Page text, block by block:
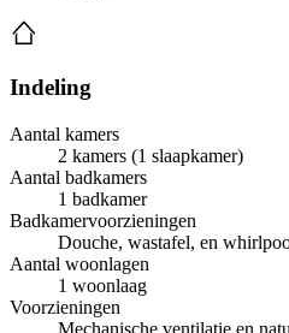
Indeling
Aantal kamers
2 kamers (1 slaapkamer)
Aantal badkamers
1 badkamer
Badkamervoorzieningen
Douche, wastafel, en
Aantal woonlagen
1 woonlaag
Voorzieningen
Mechanische ventilatie en